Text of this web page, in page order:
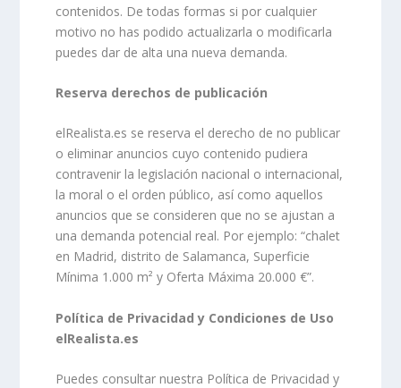
contenidos. De todas formas si por cualquier
motivo no has podido actualizarla o modificarla
puedes dar de alta una nueva demanda.
Reserva derechos de publicación
elRealista.es se reserva el derecho de no publicar
o eliminar anuncios cuyo contenido pudiera
contravenir la legislación nacional o internacional,
la moral o el orden público, así como aquellos
anuncios que se consideren que no se ajustan a
una demanda potencial real. Por ejemplo: “chalet
en Madrid, distrito de Salamanca, Superficie
Mínima 1.000 m² y Oferta Máxima 20.000 €”.
Política de Privacidad y Condiciones de Uso
elRealista.es
Puedes consultar nuestra Política de Privacidad y